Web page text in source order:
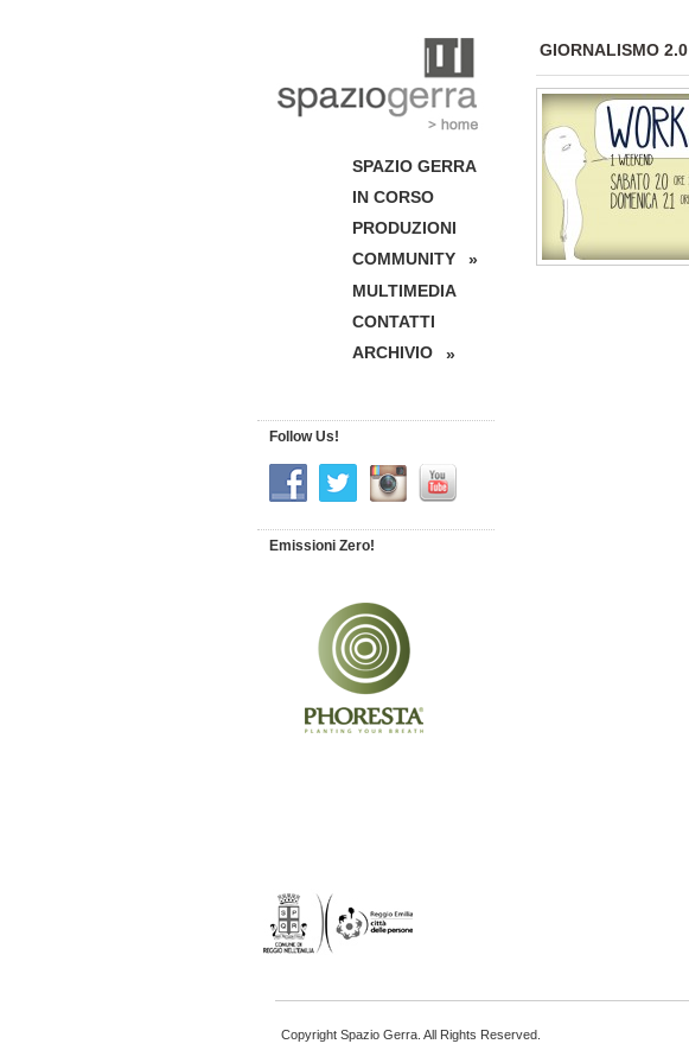
GIORNALISMO 2.0
SPAZIO GERRA
IN CORSO
PRODUZIONI
COMMUNITY
»
MULTIMEDIA
CONTATTI
ARCHIVIO
»
Follow Us!
Emissioni Zero!
Copyright Spazio Gerra. All Rights Reserved.